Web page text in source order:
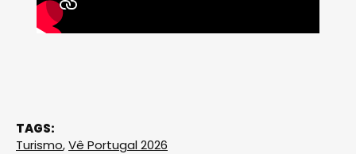
TAGS:
Turismo,Vê Portugal 2026